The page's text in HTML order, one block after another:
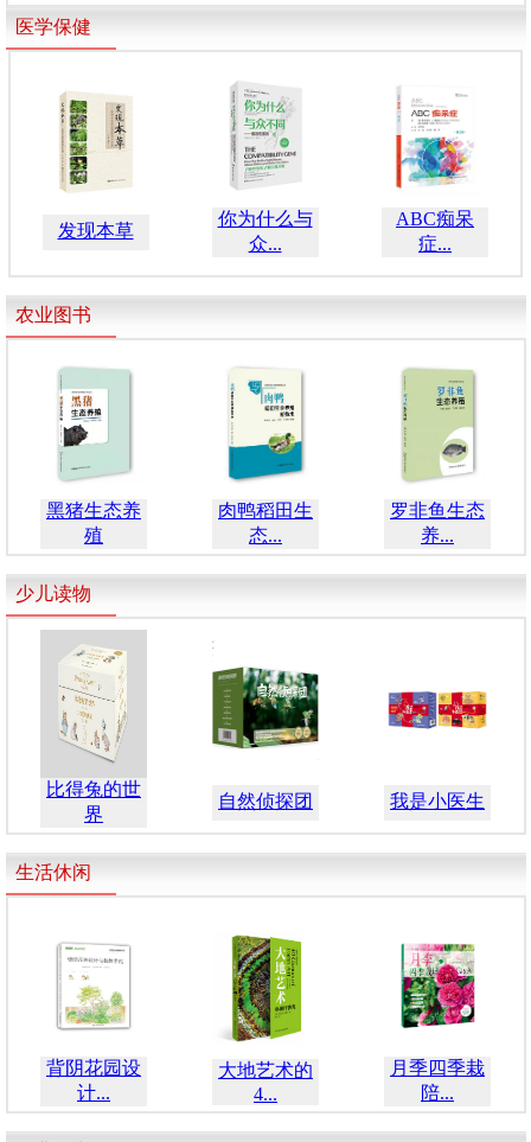
医学保健
发现本草
你为什么与
众...
ABC痴呆
症...
农业图书
黑猪生态养
殖
肉鸭稻田生
态...
罗非鱼生态
养...
少儿读物
比得兔的世
界
自然侦探团 我是小医生
生活休闲
背阴花园设
计...
大地艺术的
4...
月季四季栽
陪...